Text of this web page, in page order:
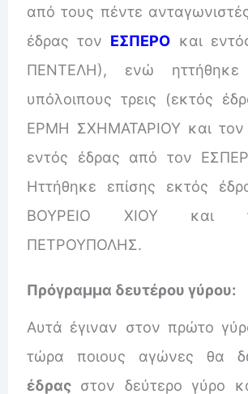
από τους πέντε
έδρας τον ΕΣΠΕΡΟ και
ΠΕΝΤΕΛΗ), ενώ
υπόλοιπους τρεις (εκτός
ΕΡΜΗ ΣΧΗΜΑΤΑΡΙΟΥ και
εντός έδρας από τον
Ηττήθηκε επίσης εκτός
ΒΟΥΡΕΙΟ ΧΙΟΥ και
ΠΕΤΡΟΥΠΟΛΗΣ.
Πρόγραμμα δευτέρου γύρου:
Αυτά έγιναν στον πρώτο
τώρα ποιους αγώνες θα
έδρας στον δεύτερο γύρο